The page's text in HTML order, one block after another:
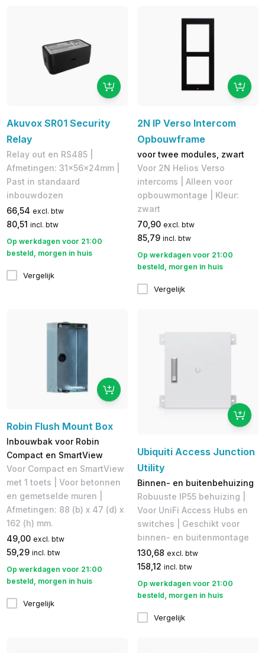
Akuvox SR01 Security
Relay
Relay out en RS485 |
Afmetingen: 31x56x24mm |
Past in standaard
inbouwdozen
66,54 excl. btw
80,51 incl. btw
Op werkdagen voor 21:00
besteld, morgen in huis
Vergelijk
2N IP Verso Intercom
Opbouwframe
voor twee modules, zwart
Voor 2N Helios Verso
intercoms | Alleen voor
opbouwmontage | Kleur:
zwart
70,90 excl. btw
85,79 incl. btw
Op werkdagen voor 21:00
besteld, morgen in huis
Vergelijk
Robin Flush Mount Box
Inbouwbak voor Robin
Compact en SmartView
Voor Compact en SmartView
met 1 toets | Voor betonnen
en gemetselde muren |
Afmetingen: 88 (b) x 47 (d) x
162 (h) mm.
49,00 excl. btw
59,29 incl. btw
Op werkdagen voor 21:00
besteld, morgen in huis
Vergelijk
Ubiquiti Access Junction
Utility
Binnen- en buitenbehuizing
Robuuste IP55 behuizing |
Voor UniFi Access Hubs en
switches | Geschikt voor
binnen- en buitenmontage
130,68 excl. btw
158,12 incl. btw
Op werkdagen voor 21:00
besteld, morgen in huis
Vergelijk